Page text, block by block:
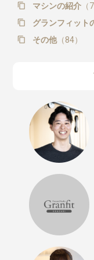
マシンの紹介（7
グランフィット
その他（84）